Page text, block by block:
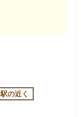
駅の近く